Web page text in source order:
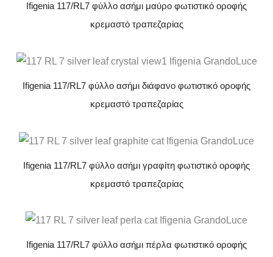
Ifigenia 117/RL7 φύλλο ασήμι μαύρο φωτιστικό οροφής
κρεμαστό τραπεζαρίας
Ifigenia 117/RL7 φύλλο ασήμι διάφανο φωτιστικό οροφής
κρεμαστό τραπεζαρίας
Ifigenia 117/RL7 φύλλο ασήμι γραφίτη φωτιστικό οροφής
κρεμαστό τραπεζαρίας
Ifigenia 117/RL7 φύλλο ασήμι πέρλα φωτιστικό οροφής